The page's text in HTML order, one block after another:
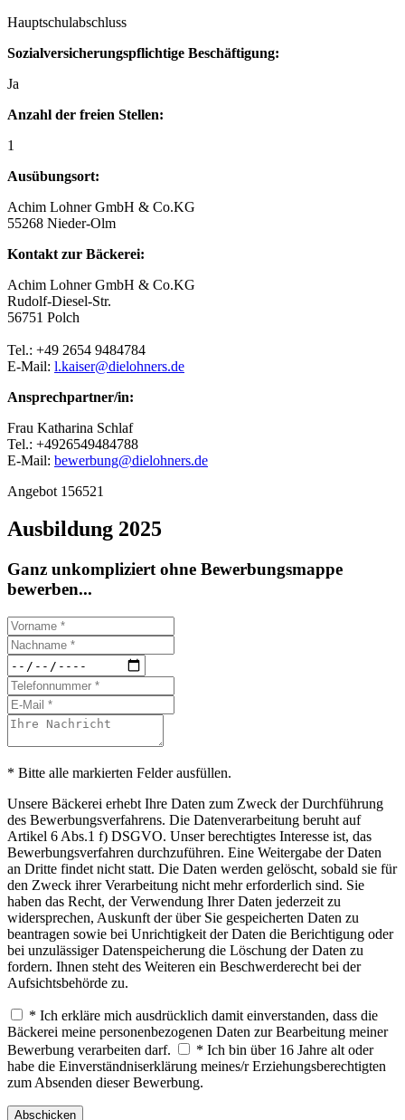
Hauptschulabschluss
Sozialversicherungspflichtige Beschäftigung:
Ja
Anzahl der freien Stellen:
1
Ausübungsort:
Achim Lohner GmbH & Co.KG
55268 Nieder-Olm
Kontakt zur Bäckerei:
Achim Lohner GmbH & Co.KG
Rudolf-Diesel-Str.
56751 Polch
Tel.: +49 2654 9484784
E-Mail: l.kaiser@dielohners.de
Ansprechpartner/in:
Frau Katharina Schlaf
Tel.: +4926549484788
E-Mail: bewerbung@dielohners.de
Angebot 156521
Ausbildung 2025
Ganz unkompliziert ohne Bewerbungsmappe
bewerben...
* Bitte alle markierten Felder ausfüllen.
Unsere Bäckerei erhebt Ihre Daten zum Zweck der Durchführung
des Bewerbungsverfahrens. Die Datenverarbeitung beruht auf
Artikel 6 Abs.1 f) DSGVO. Unser berechtigtes Interesse ist, das
Bewerbungsverfahren durchzuführen. Eine Weitergabe der Daten
an Dritte findet nicht statt. Die Daten werden gelöscht, sobald sie für
den Zweck ihrer Verarbeitung nicht mehr erforderlich sind. Sie
haben das Recht, der Verwendung Ihrer Daten jederzeit zu
widersprechen, Auskunft der über Sie gespeicherten Daten zu
beantragen sowie bei Unrichtigkeit der Daten die Berichtigung oder
bei unzulässiger Datenspeicherung die Löschung der Daten zu
fordern. Ihnen steht des Weiteren ein Beschwerderecht bei der
Aufsichtsbehörde zu.
* Ich erkläre mich ausdrücklich damit einverstanden, dass die
Bäckerei meine personenbezogenen Daten zur Bearbeitung meiner
Bewerbung verarbeiten darf.
* Ich bin über 16 Jahre alt oder
habe die Einverständniserklärung meines/r Erziehungsberechtigten
zum Absenden dieser Bewerbung.